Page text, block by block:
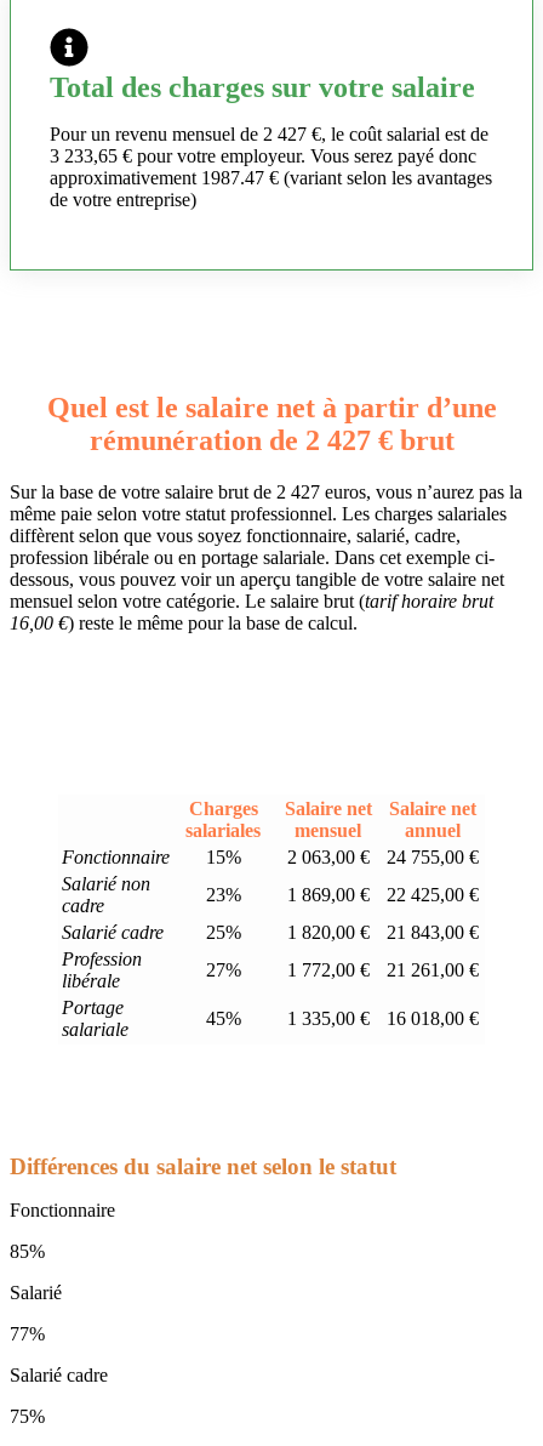
Total des charges sur votre salaire
Pour un revenu mensuel de 2 427 €, le coût salarial est de
3 233,65 € pour votre employeur. Vous serez payé donc
approximativement 1987.47 € (variant selon les avantages
de votre entreprise)
Quel est le salaire net à partir d’une
rémunération de 2 427 € brut
Sur la base de votre salaire brut de 2 427 euros, vous n’aurez pas la
même paie selon votre statut professionnel. Les charges salariales
diffèrent selon que vous soyez fonctionnaire, salarié, cadre,
profession libérale ou en portage salariale. Dans cet exemple ci-
dessous, vous pouvez voir un aperçu tangible de votre salaire net
mensuel selon votre catégorie. Le salaire brut (tarif horaire brut
16,00 €) reste le même pour la base de calcul.
Charges
salariales
Salaire net
mensuel
Salaire net
annuel
Fonctionnaire
15% 2 063,00 €
24 755,00 €
Salarié non
cadre
23% 1 869,00 €
22 425,00 €
Salarié cadre
25% 1 820,00 €
21 843,00 €
Profession
libérale
27% 1 772,00 €
21 261,00 €
Portage
salariale
45% 1 335,00 € 16 018,00 €
Différences du salaire net selon le statut
Fonctionnaire
85%
Salarié
77%
Salarié cadre
75%